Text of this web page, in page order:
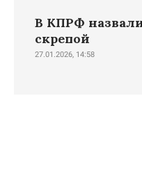
В КПРФ
скрепой
27.01.2026, 14:58